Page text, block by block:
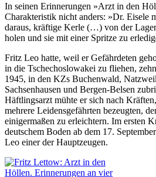
In seinen Erinnerungen »Arzt in den
Charakteristik nicht anders: »Dr. Eisele
daraus, kräftige Kerle (…) von der
holen und sie mit einer Spritze zu
Fritz Leo hatte, weil er Gefährdeten
in die Tschechoslowakei zu fliehen,
1945, in den KZs Buchenwald,
Sachsenhausen und Bergen-Belsen
Häftlingsarzt mühte er sich nach
mehrere Leidensgefährten bezeugten,
einigermaßen zu erleichtern. Im ersten
deutschem Boden ab dem 17.
Leo einer der Hauptzeugen.